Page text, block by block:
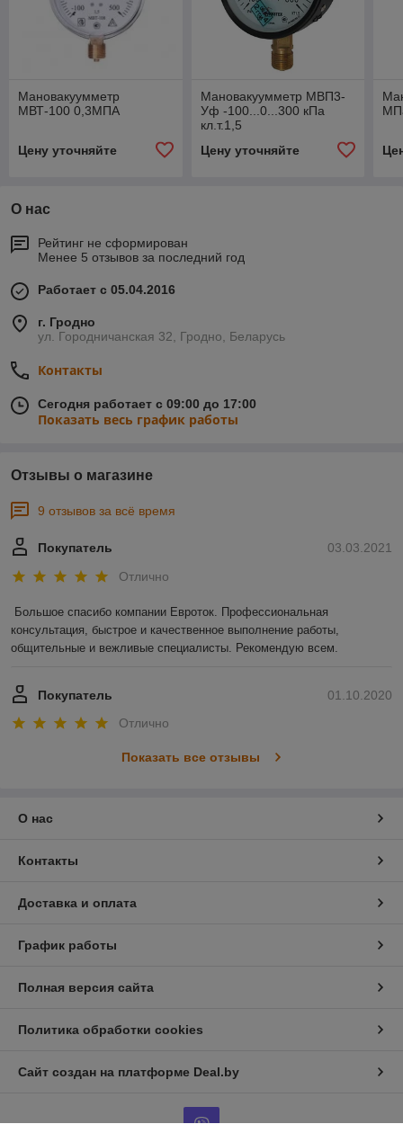
Мановакуумметр
МВТ-100 0,3МПА
Цену уточняйте
Мановакуумметр МВП3-
Уф -100...0...300 кПа
кл.т.1,5
Цену уточняйте
О нас
Рейтинг не сформирован
Менее 5 отзывов за последний год
Работает с 05.04.2016
г. Гродно
ул. Городничанская 32, Гродно, Беларусь
Контакты
Сегодня работает с 09:00 до 17:00
Показать весь график работы
Отзывы о магазине
9 отзывов за всё время
03.03.2021
Покупатель
Отлично
Большое спасибо компании Евроток. Профессиональная
консультация, быстрое и качественное выполнение работы,
общительные и вежливые специалисты. Рекомендую всем.
01.10.2020
Покупатель
Отлично
Показать все отзывы
О нас
Контакты
Доставка и оплата
График работы
Полная версия сайта
Политика обработки cookies
Сайт создан на платформе Deal.by